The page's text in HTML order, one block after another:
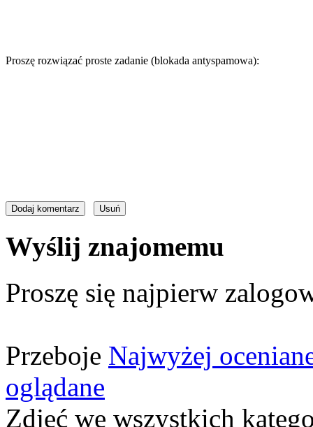
Proszę rozwiązać proste zadanie (blokada antyspamowa):
Wyślij znajomemu
Proszę się najpierw
Przeboje Najwyżej
oglądane
Zdjęć we wszystkich